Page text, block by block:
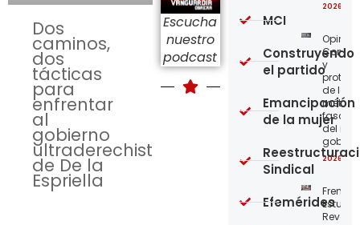
Dos
caminos,
dos
tácticas
para
enfrentar
al
gobierno
ultraderechista
de De la
Espriella
Escucha
nuestro
podcast
2026-
y
de los
del
2026-
Frente
MCI
Construyendo
el partido
Emancipación
de la mujer
Sindical
Efemérides